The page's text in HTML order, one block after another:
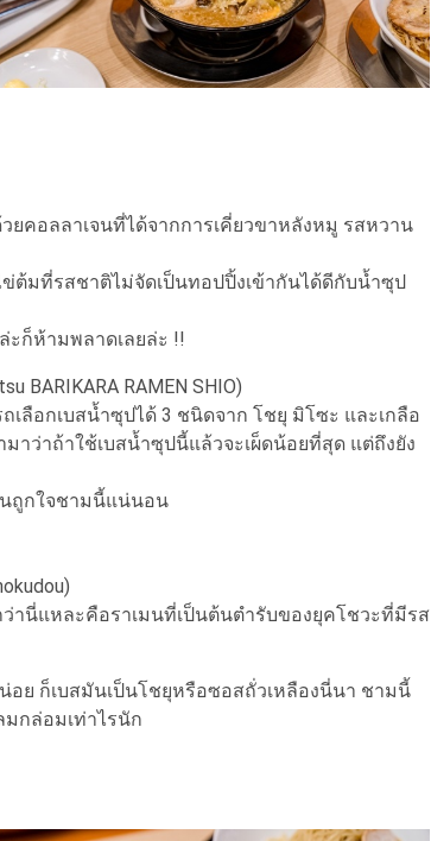
คอลลาเจนที่ได้จากการเคี่ยวขาหลังหมู รสหวาน
ต้มที่รสชาติไม่จัดเป็นทอปปิ้งเข้ากันได้ดีกับน้ำซุป
ก็ห้ามพลาดเลยล่ะ !!
BARIKARA RAMEN SHIO)
เลือกเบสน้ำซุปได้ 3 ชนิดจาก โชยุ มิโซะ และเกลือ
าว่าถ้าใช้เบสน้ำซุปนี้แล้วจะเผ็ดน้อยที่สุด แต่ถึงยัง
ถูกใจชามนี้แน่นอน
านี่แหละคือราเมนที่เป็นต้นตำรับของยุคโชวะที่มีรส
ย ก็เบสมันเป็นโชยุหรือซอสถั่วเหลืองนี่นา ชามนี้
กล่อมเท่าไรนัก